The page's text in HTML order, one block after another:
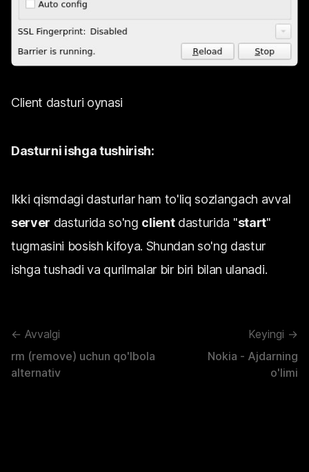
Client dasturi oynasi
Dasturni ishga tushirish:
Ikki qismdagi dasturlar ham to'liq sozlangach avval
server dasturida so'ng clientdasturida "start"
tugmasini bosish kifoya. Shundan so'ng dastur
ishga tushadi va qurilmalar bir biri bilan ulanadi.
← Avvalgi
rm (remove) uchun qo'lbola
alternativ
Keyingi →
Nokia - Ajdarning
o'limi